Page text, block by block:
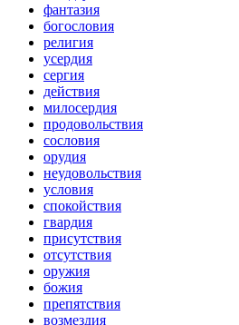
фантазия
богословия
религия
усердия
сергия
действия
милосердия
продовольствия
сословия
орудия
неудовольствия
условия
спокойствия
гвардия
присутствия
отсутствия
оружия
божия
препятствия
возмездия